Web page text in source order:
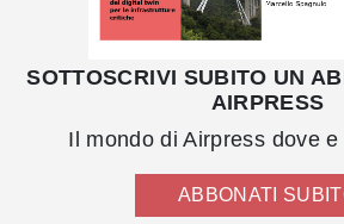
SOTTOSCRIVI SUBITO UN
AIRPRESS
Il mondo di Airpress dove
ABBONATI